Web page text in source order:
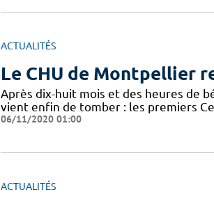
ACTUALITÉS
Le CHU de Montpellier
Après dix-huit mois et des heures de
vient enfin de tomber : les premiers
06/11/2020 01:00
ACTUALITÉS